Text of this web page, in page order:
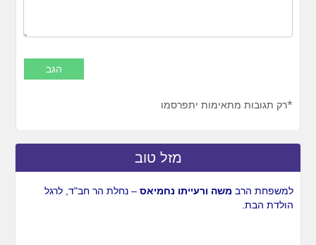
*רק תגובות מתאימות יתפרסמו
מזל טוב
למשפחת הרב משה ורעייתו נחמיאס – נחלת הר חב"ד, לרגל
הולדת הבת.